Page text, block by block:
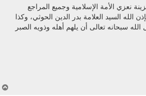
نعزي الأمة الإسلامية وجميع المراجع
الله السيد العلامة بدر الدين الحوثي، وكذا
سبحانه تعالى أن يلهم أهله وذويه الصبر